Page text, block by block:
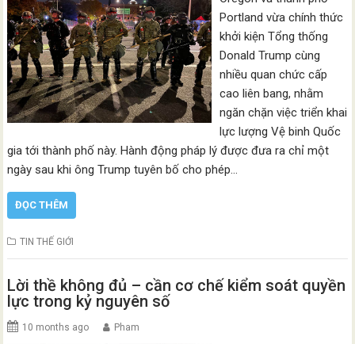
Portland vừa chính thức
khởi kiện Tổng thống
Donald Trump cùng
nhiều quan chức cấp
cao liên bang, nhằm
ngăn chặn việc triển khai
lực lượng Vệ binh Quốc
gia tới thành phố này. Hành động pháp lý được đưa ra chỉ một
ngày sau khi ông Trump tuyên bố cho phép…
ĐỌC THÊM
TIN THẾ GIỚI
Lời thề không đủ – cần cơ chế kiểm soát quyền
lực trong kỷ nguyên số
10 months ago Pham